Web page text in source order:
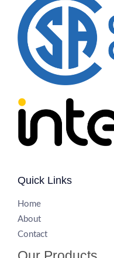
Quick Links
Home
About
Contact